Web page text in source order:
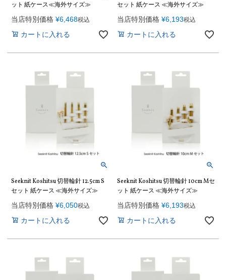
ット 紙ケース≪海外サイズ≫
当店特別価格 ¥6,468税込
カートに入れる
セット 紙ケース ≪海外サイズ≫
当店特別価格 ¥6,193税込
カートに入れる
Seeknit Koshitsu 切替輪針 12.5cm S
セット 紙ケース ≪海外サイズ≫
当店特別価格 ¥6,050税込
カートに入れる
Seeknit Koshitsu 切替輪針 10cm Mセ
ット 紙ケース ≪海外サイズ≫
当店特別価格 ¥6,193税込
カートに入れる